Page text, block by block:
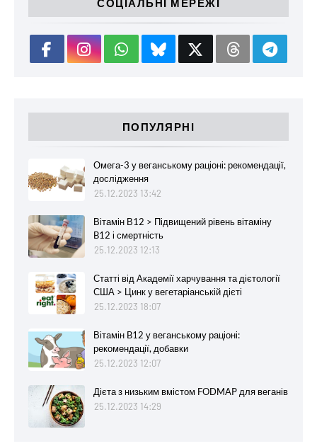
СОЦІАЛЬНІ МЕРЕЖІ
ПОПУЛЯРНІ
Омега-3 у веганському раціоні: рекомендації,
дослідження
25.12.2023 13:42
Вітамін В12 > Підвищений рівень вітаміну
B12 і смертність
25.12.2023 12:13
Статті від Академії харчування та дієтології
США > Цинк у вегетаріанській дієті
25.12.2023 18:07
Вітамін B12 у веганському раціоні:
рекомендації, добавки
25.12.2023 12:07
Дієта з низьким вмістом FODMAP для веганів
25.12.2023 14:29